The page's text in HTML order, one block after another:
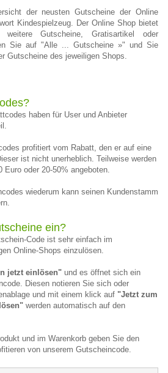
der neusten Gutscheine der Online
Kindespielzeug. Der Online Shop bietet
Gutscheine, Gratisartikel oder
Sie auf "Alle ... Gutscheine »" und Sie
Gutscheine des jeweiligen Shops.
haben für User und Anbieter
profitiert vom Rabatt, den er auf eine
ist nicht unerheblich. Teilweise werden
Euro oder 20-50% angeboten.
wiederum kann seinen Kundenstamm
ein?
Code ist sehr einfach im
Online-Shops einzulösen.
jetzt einlösen" und es öffnet sich ein
Diesen notieren Sie sich oder
und mit einem klick auf "Jetzt zum
werden automatisch auf den
und im Warenkorb geben Sie den
von unserem Gutscheincode.